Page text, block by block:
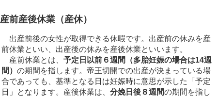
産前産後休業（産休）
出産前後の女性が取得できる休暇です。出産前の休みを産
前休業といい、出産後の休みを産後休業といいます。
産前休業とは、 予定日以前６週間（多胎妊娠の場合は14週
間） の期間を指します。帝王切開での出産が決まっている場
合であっても、基準となる日は妊娠時に意思が示した「予定
日」となります。産後休業は、 分娩日後８週間の期間を指し